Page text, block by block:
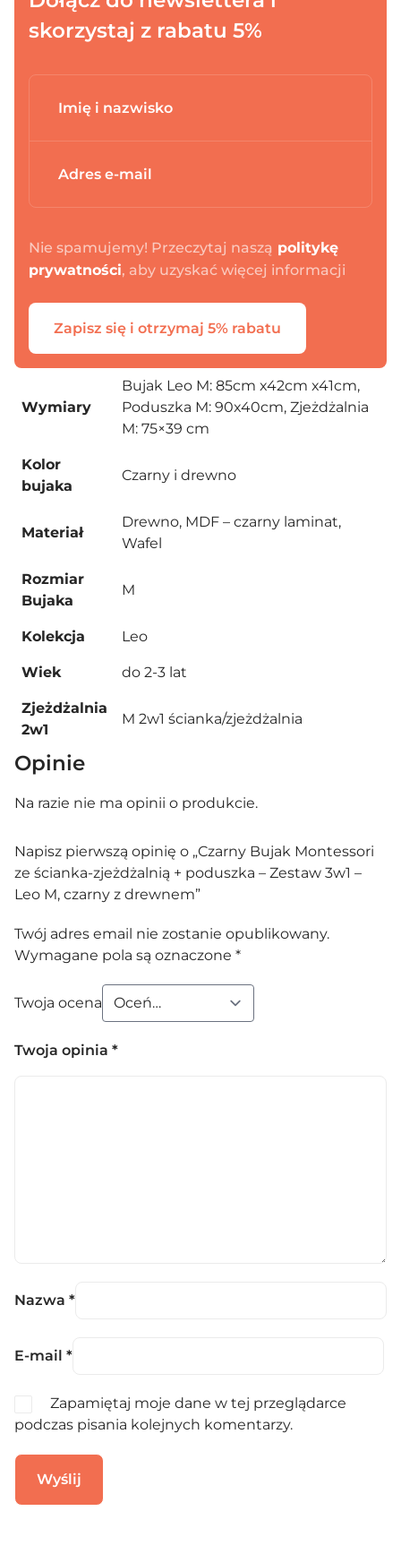
skorzystaj z rabatu 5%
Nie spamujemy! Przeczytaj naszą politykę
prywatności, aby uzyskać więcej informacji
Zapisz się i otrzymaj 5% rabatu
Wymiary
Bujak Leo M: 85cm x42cm x41cm,
Poduszka M: 90x40cm, Zjeżdżalnia
M: 75×39 cm
Kolor
bujaka
Czarny i drewno
Materiał
Drewno, MDF – czarny laminat,
Wafel
Rozmiar
Bujaka
M
Kolekcja Leo
Wiek do 2-3 lat
Zjeżdżalnia
2w1
M 2w1 ścianka/zjeżdżalnia
Opinie
Na razie nie ma opinii o produkcie.
Napisz pierwszą opinię o „Czarny Bujak Montessori
ze ścianka-zjeżdżalnią + poduszka – Zestaw 3w1 –
Leo M, czarny z drewnem”
Twój adres email nie zostanie opublikowany.
Wymagane pola są oznaczone *
Twoja ocena
Twoja opinia *
Nazwa *
E-mail *
Zapamiętaj moje dane w tej przeglądarce
podczas pisania kolejnych komentarzy.